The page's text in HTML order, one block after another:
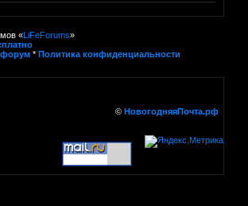
«LiFeForums»
форум * Политика конфиденциальности
© НовогодняяПочта.рф